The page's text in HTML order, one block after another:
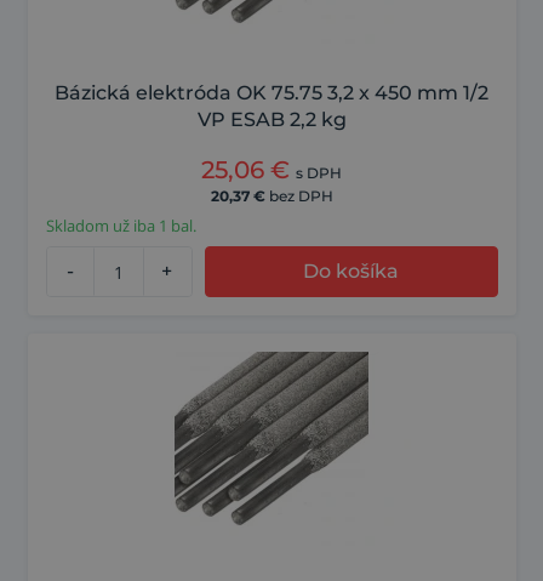
Bázická elektróda OK 75.75 3,2 x 450 mm 1/2
VP ESAB 2,2 kg
25,06 € s DPH
20,37 € bez DPH
Skladom už iba 1 bal.
- + Do košíka